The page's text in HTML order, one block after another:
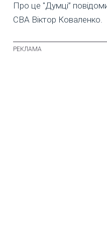
Про це "Думці”
СВА Віктор Коваленко.